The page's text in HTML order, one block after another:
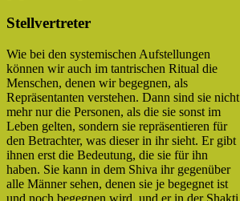
Stellvertreter
Wie bei den systemischen Aufstellungen
können wir auch im tantrischen Ritual die
Menschen, denen wir begegnen, als
Repräsentanten verstehen. Dann sind sie nicht
mehr nur die Personen, als die sie sonst im
Leben gelten, sondern sie repräsentieren für
den Betrachter, was dieser in ihr sieht. Er gibt
ihnen erst die Bedeutung, die sie für ihn
haben. Sie kann in dem Shiva ihr gegenüber
alle Männer sehen, denen sie je begegnet ist